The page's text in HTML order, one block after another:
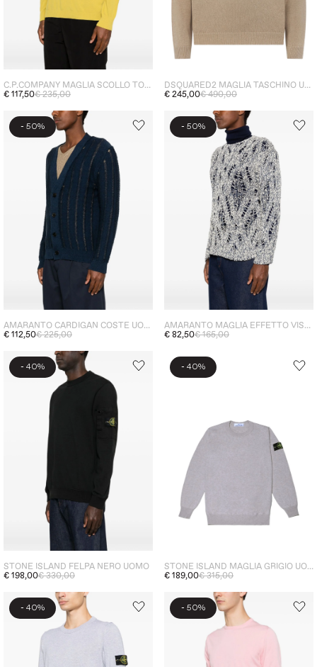
C.P.COMPANY MAGLIA SCOLLO TONDO UOMO GIALLO
€ 117,50€ 235,00
DSQUARED2 MAGLIA TASCHINO UOMO BEIGE
€ 245,00€ 490,00
- 50%
AMARANTO CARDIGAN COSTE UOMO BLU
€ 112,50€ 225,00
- 50%
AMARANTO MAGLIA EFFETTO VISSUTO UOMO BLU-BEIGE
€ 82,50€ 165,00
- 40%
STONE ISLAND FELPA NERO UOMO
€ 198,00€ 330,00
- 40%
STONE ISLAND MAGLIA GRIGIO UOMO GIROCOLLO
€ 189,00€ 315,00
- 40% - 50%